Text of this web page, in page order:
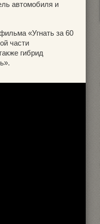
автомобиля и
«Угнать за 60
части
гибрид